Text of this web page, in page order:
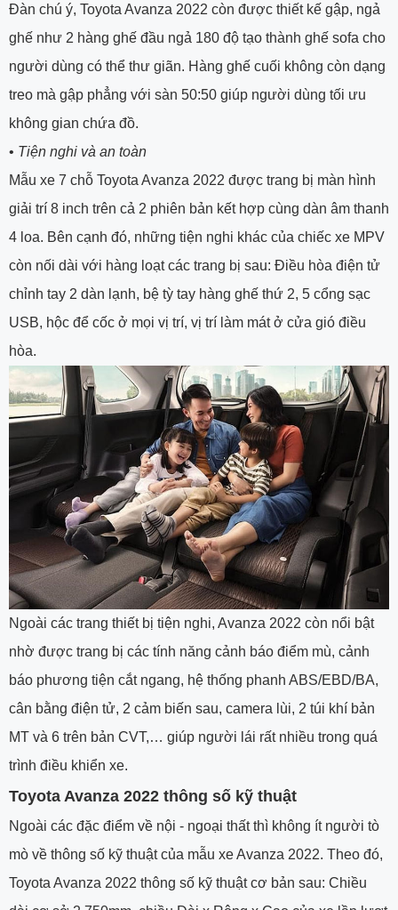
Đàn chú ý, Toyota Avanza 2022 còn được thiết kế gập, ngả
ghế như 2 hàng ghế đầu ngả 180 độ tạo thành ghế sofa cho
người dùng có thể thư giãn. Hàng ghế cuối không còn dạng
treo mà gập phẳng với sàn 50:50 giúp người dùng tối ưu
không gian chứa đồ.
• Tiện nghi và an toàn
Mẫu xe 7 chỗ Toyota Avanza 2022 được trang bị màn hình
giải trí 8 inch trên cả 2 phiên bản kết hợp cùng dàn âm thanh
4 loa. Bên cạnh đó, những tiện nghi khác của chiếc xe MPV
còn nối dài với hàng loạt các trang bị sau: Điều hòa điện tử
chỉnh tay 2 dàn lạnh, bệ tỳ tay hàng ghế thứ 2, 5 cổng sạc
USB, hộc để cốc ở mọi vị trí, vị trí làm mát ở cửa gió điều
hòa.
Ngoài các trang thiết bị tiện nghi, Avanza 2022 còn nổi bật
nhờ được trang bị các tính năng cảnh báo điểm mù, cảnh
báo phương tiện cắt ngang, hệ thống phanh ABS/EBD/BA,
cân bằng điện tử, 2 cảm biến sau, camera lùi, 2 túi khí bản
MT và 6 trên bản CVT,… giúp người lái rất nhiều trong quá
trình điều khiển xe.
Toyota Avanza 2022 thông số kỹ thuật
Ngoài các đặc điểm về nội - ngoại thất thì không ít người tò
mò về thông số kỹ thuật của mẫu xe Avanza 2022. Theo đó,
Toyota Avanza 2022 thông số kỹ thuật cơ bản sau: Chiều